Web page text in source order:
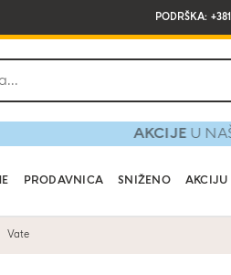
PODRŠKA:
AKCIJEU
PRODAVNICA SNIŽENO AKCIJU
Vate